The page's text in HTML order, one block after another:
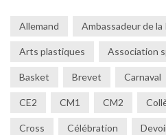
Allemand Ambassadeur de la
Arts plastiques Association
Basket Brevet Carnaval
CE2 CM1 CM2
Cross Célébration